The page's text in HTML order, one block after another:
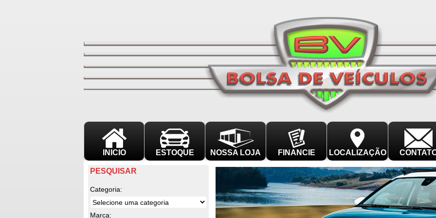
INICIO ESTOQUE NOSSA LOJA FINANCIE LOCALIZAÇÃO
PESQUISAR
Categoria:
Marca: